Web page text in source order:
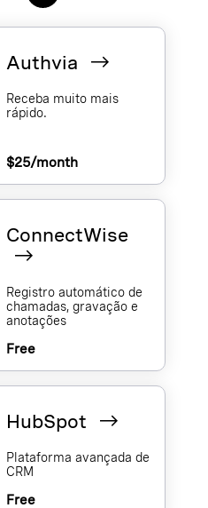
Authvia
Receba muito mais
rápido.
$25/month
ConnectWise
Registro automático de
chamadas, gravação e
anotações
Free
HubSpot
Plataforma avançada de
CRM
Free